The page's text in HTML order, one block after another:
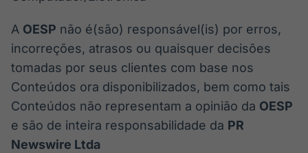
A OESP não é(são) responsável(is) por erros,
incorreções, atrasos ou quaisquer decisões
tomadas por seus clientes com base nos
Conteúdos ora disponibilizados, bem como tais
Conteúdos não representam a opinião da OESP
e são de inteira responsabilidade da PR
Newswire Ltda